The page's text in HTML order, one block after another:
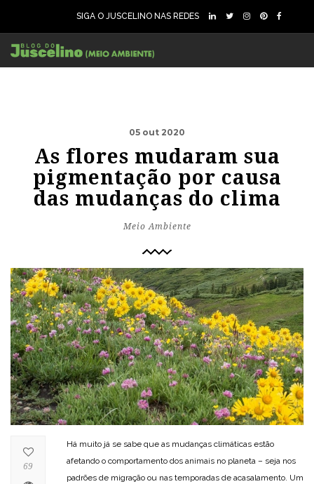
SIGA O JUSCELINO NAS REDES
05 out 2020
As flores mudaram sua
pigmentação por causa
das mudanças do clima
Meio Ambiente
Há muito já se sabe que as mudanças climáticas estão
afetando o comportamento dos animais no planeta – seja nos
padrões de migração ou nas temporadas de acasalamento. Um
69